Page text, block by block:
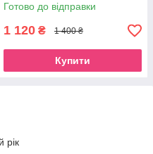
Готово до відправки
1 120 ₴ 1 400 ₴
Купити
рік